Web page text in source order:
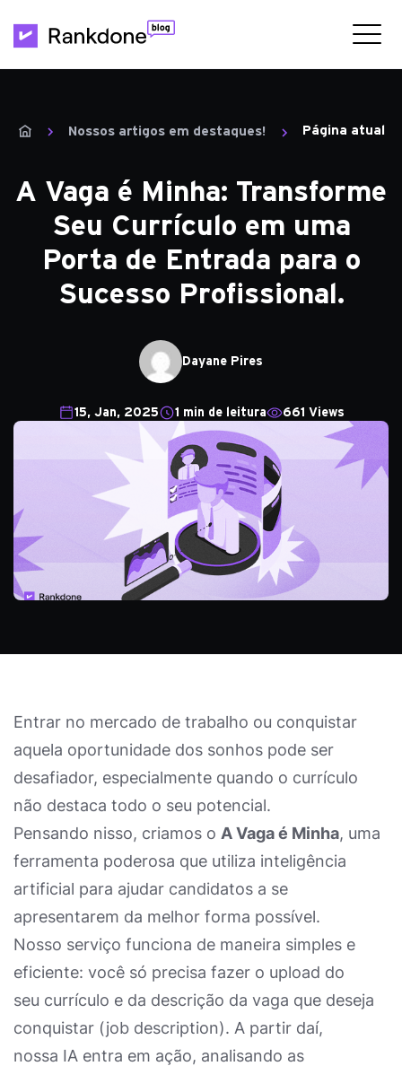
Nossos artigos em destaques! Página atual
A Vaga é Minha: Transforme
Seu Currículo em uma
Porta de Entrada para o
Sucesso Profissional.
Dayane Pires
15, Jan, 2025 1 min de leitura 661 Views
Entrar no mercado de trabalho ou conquistar
aquela oportunidade dos sonhos pode ser
desafiador, especialmente quando o currículo
não destaca todo o seu potencial.
Pensando nisso, criamos o A Vaga é Minha, uma
ferramenta poderosa que utiliza inteligência
artificial para ajudar candidatos a se
apresentarem da melhor forma possível.
Nosso serviço funciona de maneira simples e
eficiente: você só precisa fazer o upload do
seu currículo e da descrição da vaga que deseja
conquistar (job description). A partir daí,
nossa IA entra em ação, analisando as